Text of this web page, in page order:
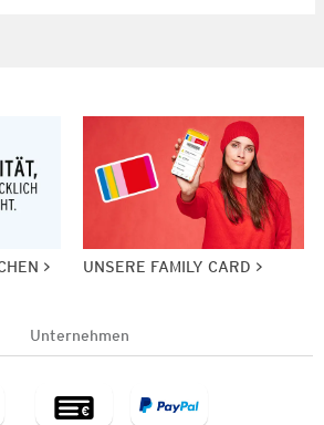
UNSERE FAMILY CARD
Unternehmen